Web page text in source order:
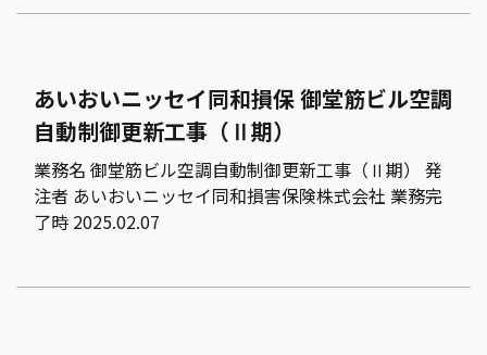
あいおいニッセイ同和損保 御堂筋ビル空調
自動制御更新工事（Ⅱ期）
業務名 御堂筋ビル空調自動制御更新工事（Ⅱ期） 発
注者 あいおいニッセイ同和損害保険株式会社 業務完
了時 2025.02.07